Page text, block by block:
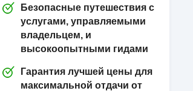
Безопасные путешествия с
услугами, управляемыми
владельцем, и
высокоопытными гидами
Гарантия лучшей цены для
максимальной отдачи от